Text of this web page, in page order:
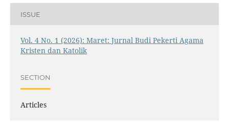
ISSUE
Vol. 4 No. 1 (2026): Maret: Jurnal Budi Pekerti Agama
Kristen dan Katolik
SECTION
Articles